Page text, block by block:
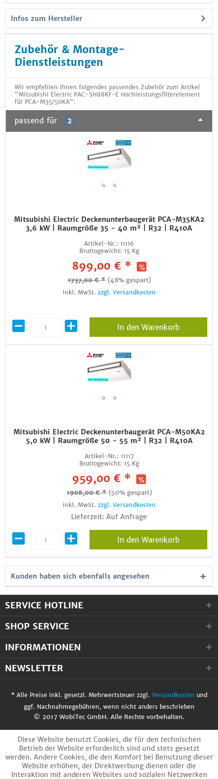
Infos zum Hersteller
Zubehör & Montage-
Dienstleistungen
Wir empfehlen Ihnen folgendes passendes Zubehör zum Artikel
"Mitsubishi Electric PAC-SH88KF-E Hochleistungsfilterelement
für PCA-M35/50KA":
passend für 2
Mitsubishi Electric Deckenunterbaugerät PCA-M35KA2
3,6 kW | Raumgröße 35 - 40 m² | R32 | R410A
Artikel-Nr.: 11116
Bruttogewicht: 15 Kg
899,00 € *
1737,00 € * (48% gespart)
inkl. MwSt. zzgl. Versandkosten
In den Warenkorb
Mitsubishi Electric Deckenunterbaugerät PCA-M50KA2
5,0 kW | Raumgröße 50 - 55 m² | R32 | R410A
Artikel-Nr.: 11117
Bruttogewicht: 15 Kg
959,00 € *
1908,00 € * (50% gespart)
inkl. MwSt. zzgl. Versandkosten
Lieferzeit: Auf Anfrage
In den Warenkorb
Kunden haben sich ebenfalls angesehen
SERVICE HOTLINE
SHOP SERVICE
INFORMATIONEN
NEWSLETTER
* Alle Preise inkl. gesetzl. Mehrwertsteuer zzgl. Versandkosten und
ggf. Nachnahmegebühren, wenn nicht anders beschrieben
© 2017 WobiTec GmbH. Alle Rechte vorbehalten.
Diese Website benutzt Cookies, die für den technischen
Betrieb der Website erforderlich sind und stets gesetzt
werden. Andere Cookies, die den Komfort bei Benutzung dieser
Website erhöhen, der Direktwerbung dienen oder die
Interaktion mit anderen Websites und sozialen Netzwerken